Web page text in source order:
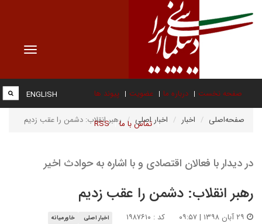
Toggle
صفحه نخست درباره ما عضویت پیوند ها
تماس با ما RSS
ENGLISH
صفحه‌اصلی اخبار اخبار اصلی رهبر انقلاب: دشمن را عقب زدیم
در دیدار با فعالان اقتصادی و با اشاره به حوادث اخیر
رهبر انقلاب: دشمن را عقب زدیم
کد : ۱۹۸۷۶۱۰ اخبار اصلی خاورمیانه